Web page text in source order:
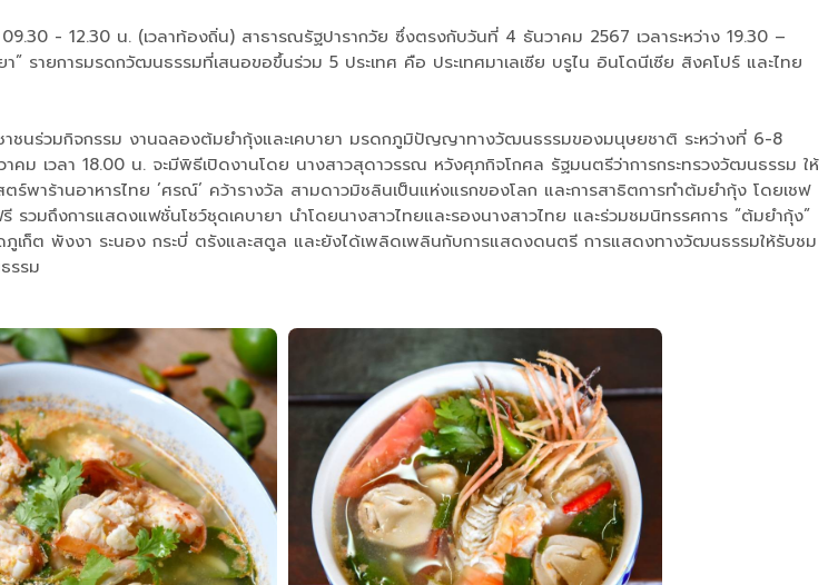
- 12.30 น. (เวลาท้องถิ่น) สาธารณรัฐปารากวัย ซึ่งตรงกับวันที่ 4 ธันวาคม 2567 เวลาระหว่าง 19.30 –
” รายการมรดกวัฒนธรรมที่เสนอขอขึ้นร่วม 5 ประเทศ คือ ประเทศมาเลเซีย บรูไน อินโดนีเซีย สิงคโปร์ และไทย
นร่วมกิจกรรม งานฉลองต้มยำกุ้งและเคบายา มรดกภูมิปัญญาทางวัฒนธรรมของมนุษยชาติ ระหว่างที่ 6-8
เวลา 18.00 น. จะมีพิธีเปิดงานโดย นางสาวสุดาวรรณ หวังศุภกิจโกศล รัฐมนตรีว่าการกระทรวงวัฒนธรรม ให้
พาร้านอาหารไทย ’ศรณ์’ คว้ารางวัล สามดาวมิชลินเป็นแห่งแรกของโลก และการสาธิตการทำต้มยำกุ้ง โดยเชฟ
รวมถึงการแสดงแฟชั่นโชว์ชุดเคบายา นำโดยนางสาวไทยและรองนางสาวไทย และร่วมชมนิทรรศการ “ต้มยำกุ้ง”
ภูเก็ต พังงา ระนอง กระบี่ ตรังและสตูล และยังได้เพลิดเพลินกับการแสดงดนตรี การแสดงทางวัฒนธรรมให้รับชม
รรม